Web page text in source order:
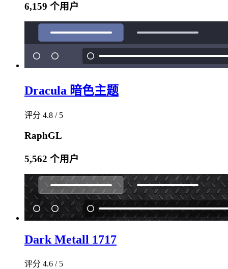
6,159 个用户
Dracula 暗色主题
评分 4.8 / 5
RaphGL
5,562 个用户
Dark Metall 1717
评分 4.6 / 5